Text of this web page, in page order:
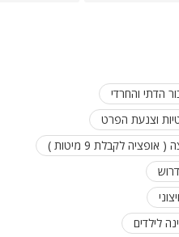
הדתי והחרדי
וצנעת הפרט
לילדים